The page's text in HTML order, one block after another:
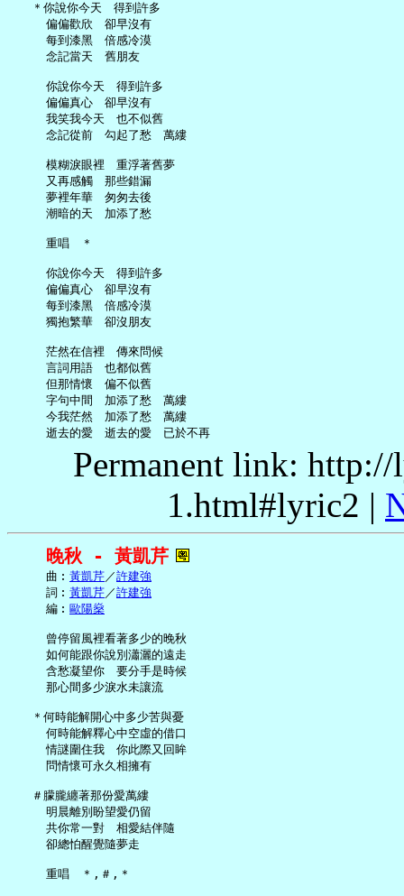
   ＊你說你今天　得到許多
     偏偏歡欣　卻早沒有
     每到漆黑　倍感冷漠
     念記當天　舊朋友
     你說你今天　得到許多
     偏偏真心　卻早沒有
     我笑我今天　也不似舊
     念記從前　勾起了愁　萬縷
     模糊淚眼裡　重浮著舊夢
     又再感觸　那些錯漏
     夢裡年華　匆匆去後
     潮暗的天　加添了愁
     重唱　＊
     你說你今天　得到許多
     偏偏真心　卻早沒有
     每到漆黑　倍感冷漠
     獨抱繁華　卻沒朋友
     茫然在信裡　傳來問候
     言詞用語　也都似舊
     但那情懷　偏不似舊
     字句中間　加添了愁　萬縷
     今我茫然　加添了愁　萬縷
Permanent link:
1.html#lyric2 |
晚秋 - 黃凱芹
     曲︰
黃凱芹／許建強
     詞︰
黃凱芹／許建強
     編︰
歐陽燊
     曾停留風裡看著多少的晚秋
     如何能跟你說別瀟灑的遠走
     含愁凝望你　要分手是時候
     那心間多少淚水未讓流
   ＊何時能解開心中多少苦與憂
     何時能解釋心中空虛的借口
     情謎圍住我　你此際又回眸
     問情懷可永久相擁有
   ＃朦朧纏著那份愛萬縷
     明晨離別盼望愛仍留
     共你常一對　相愛結伴隨
     卻總怕醒覺隨夢走
     重唱　＊,＃,＊